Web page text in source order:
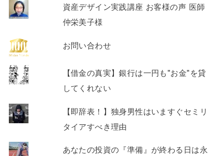
資産デザイン実践講座 お客様の声 医師
仲栄美子様
お問い合わせ
【借金の真実】銀行は一円も"お金"を貸
してくれない
【即辞表！】独身男性はいますぐセミリ
タイアすべき理由
あなたの投資の『準備』が終わる日は永